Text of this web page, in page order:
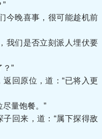
晚喜事，很可能趁机前
们是否立刻派人埋伏要
”
回原位，道：“已将入更
量饱餐。”
回来，道：“属下探得敌